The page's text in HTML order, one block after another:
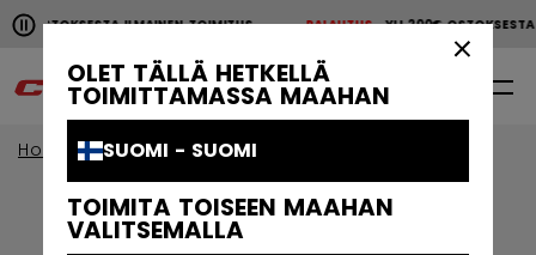
OLET TÄLLÄ HETKELLÄ
TOIMITTAMASSA MAAHAN
SUOMI - SUOMI
TOIMITA TOISEEN MAAHAN
VALITSEMALLA
Pause the horizontal scroll animation.
OSTOKSESTA ILMAINEN TOIMITUSPALAUTUS YLI 200€
YLI 200€ OSTOKSESTA ILMAINEN TOIMITUS
Home